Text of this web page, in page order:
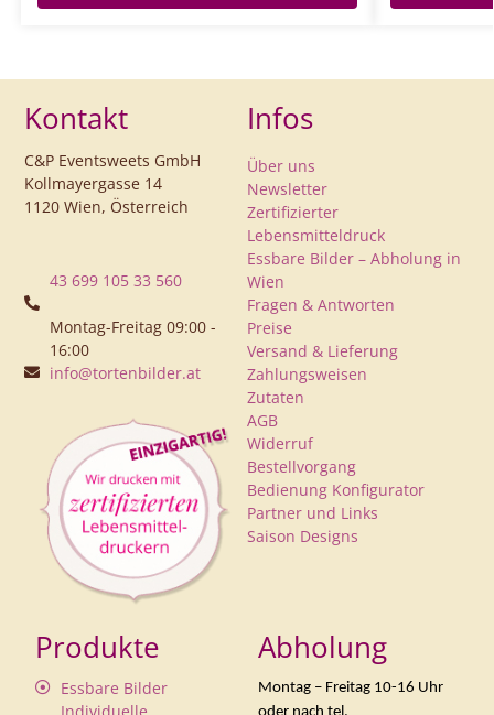
Kontakt
C&P Eventsweets GmbH
Kollmayergasse 14
1120 Wien, Österreich
43 699 105 33 560
Montag-Freitag 09:00 -
16:00
info@tortenbilder.at
Infos
Über uns
Newsletter
Zertifizierter
Lebensmitteldruck
Essbare Bilder – Abholung in
Wien
Fragen & Antworten
Preise
Versand & Lieferung
Zahlungsweisen
Zutaten
AGB
Widerruf
Bestellvorgang
Bedienung Konfigurator
Partner und Links
Saison Designs
Produkte
Essbare Bilder
Abholung
Montag – Freitag 10-16 Uhr